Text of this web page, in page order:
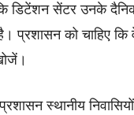
कि डिटेंशन सेंटर उनके
प्रशासन को चाहिए कि
स्थानीय